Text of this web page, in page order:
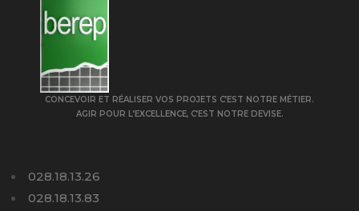
CONCEVOIR ET RÉALISER VOS PROJETS C’EST NOTRE MÉTIER.
AGIR POUR L’EXCELLENCE, C’EST NOTRE DEVISE.
028.18.13.26
028.18.13.83